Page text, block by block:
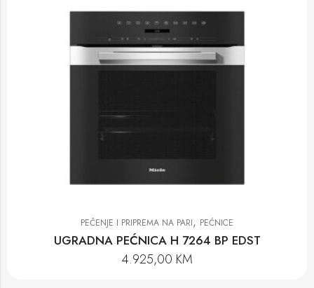
PEČENJE I PRIPREMA NA PARI, PEĆNICE
UGRADNA PEĆNICA H 7264 BP EDST
4.925,00 KM